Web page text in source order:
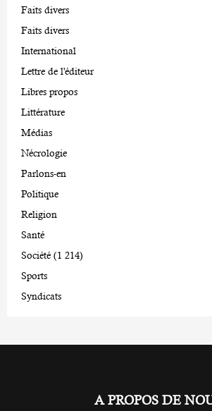
Faits divers
Faits divers
International
Lettre de l'éditeur
Libres propos
Littérature
Médias
Nécrologie
Parlons-en
Politique
Religion
Santé
Société (1 214)
Sports
Syndicats
A PROPOS DE